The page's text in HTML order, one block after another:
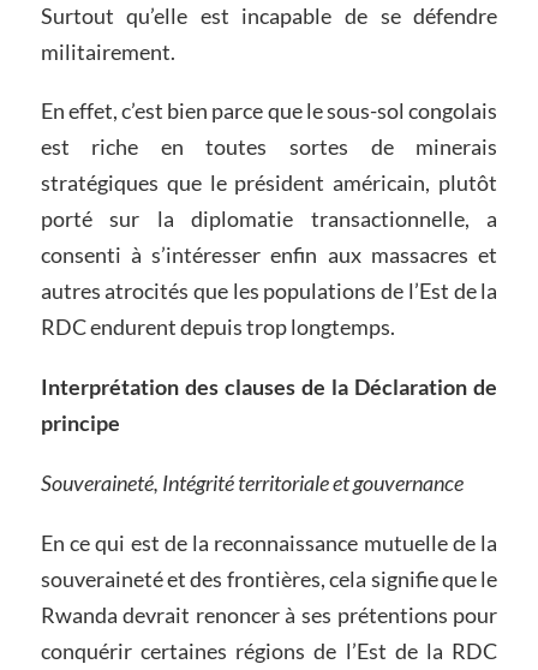
Surtout qu’elle est incapable de se défendre
militairement.
En effet, c’est bien parce que le sous-sol congolais
est riche en toutes sortes de minerais
stratégiques que le président américain, plutôt
porté sur la diplomatie transactionnelle, a
consenti à s’intéresser enfin aux massacres et
autres atrocités que les populations de l’Est de la
RDC endurent depuis trop longtemps.
Interprétation des clauses de la Déclaration de
principe
Souveraineté, Intégrité territoriale et gouvernance
En ce qui est de la reconnaissance mutuelle de la
souveraineté et des frontières, cela signifie que le
Rwanda devrait renoncer à ses prétentions pour
conquérir certaines régions de l’Est de la RDC